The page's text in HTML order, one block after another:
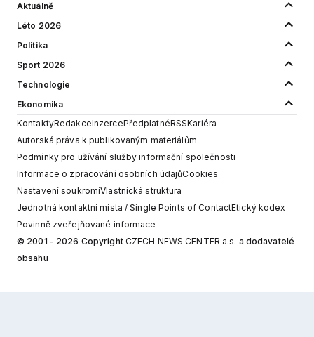
Aktuálně
Léto 2026
Politika
Sport 2026
Technologie
Ekonomika
KontaktyRedakceInzercePředplatnéRSSKariéra
Autorská práva k publikovaným materiálům
Podmínky pro užívání služby informační společnosti
Informace o zpracování osobních údajůCookies
Nastavení soukromíVlastnická struktura
Jednotná kontaktní místa / Single Points of ContactEtický kodex
Povinně zveřejňované informace
© 2001 - 2026 Copyright CZECH NEWS CENTER a.s. a dodavatelé
obsahu